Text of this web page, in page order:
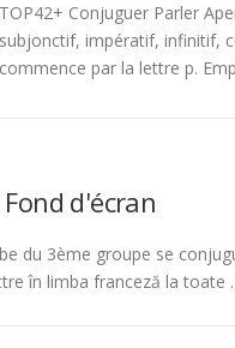
TOP42+ Conjuguer Parler
subjonctif, impératif, infinitif,
commence par la lettre p.
d'écran
du 3ème groupe se
în limba franceză la toate